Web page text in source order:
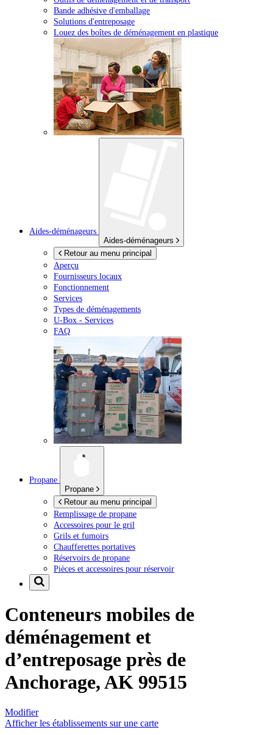
Bande adhésive d'emballage
Solutions d'entreposage
Louez des boîtes de déménagement en plastique
Aides-déménageurs
Aides-déménageurs
Retour au menu principal
Aperçu
Fournisseurs locaux
Fonctionnement
Services
Types de déménagements
U-Box - Services
FAQ
Propane
Propane
Retour au menu principal
Remplissage de propane
Accessoires pour le gril
Grils et fumoirs
Chaufferettes portatives
Réservoirs de propane
Pièces et accessoires pour réservoir
Conteneurs mobiles de
déménagement et
d’entreposage près de
Anchorage, AK 99515
Modifier
Afficher les établissements sur une carte